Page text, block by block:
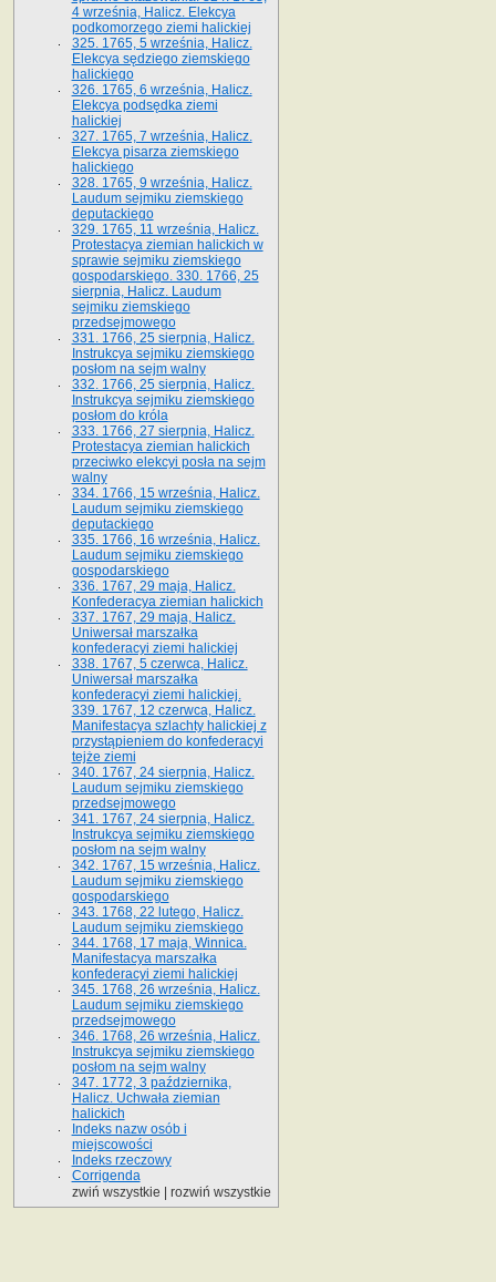
4 września, Halicz. Elekcya
podkomorzego ziemi halickiej
325. 1765, 5 września, Halicz.
Elekcya sędziego ziemskiego
halickiego
326. 1765, 6 września, Halicz.
Elekcya podsędka ziemi
halickiej
327. 1765, 7 września, Halicz.
Elekcya pisarza ziemskiego
halickiego
328. 1765, 9 września, Halicz.
Laudum sejmiku ziemskiego
deputackiego
329. 1765, 11 września, Halicz.
Protestacya ziemian halickich w
sprawie sejmiku ziemskiego
gospodarskiego. 330. 1766, 25
sierpnia, Halicz. Laudum
sejmiku ziemskiego
przedsejmowego
331. 1766, 25 sierpnia, Halicz.
Instrukcya sejmiku ziemskiego
posłom na sejm walny
332. 1766, 25 sierpnia, Halicz.
Instrukcya sejmiku ziemskiego
posłom do króla
333. 1766, 27 sierpnia, Halicz.
Protestacya ziemian halickich
przeciwko elekcyi posła na sejm
walny
334. 1766, 15 września, Halicz.
Laudum sejmiku ziemskiego
deputackiego
335. 1766, 16 września, Halicz.
Laudum sejmiku ziemskiego
gospodarskiego
336. 1767, 29 maja, Halicz.
Konfederacya ziemian halickich
337. 1767, 29 maja, Halicz.
Uniwersał marszałka
konfederacyi ziemi halickiej
338. 1767, 5 czerwca, Halicz.
Uniwersał marszałka
konfederacyi ziemi halickiej.
339. 1767, 12 czerwca, Halicz.
Manifestacya szlachty halickiej z
przystąpieniem do konfederacyi
tejże ziemi
340. 1767, 24 sierpnia, Halicz.
Laudum sejmiku ziemskiego
przedsejmowego
341. 1767, 24 sierpnia, Halicz.
Instrukcya sejmiku ziemskiego
posłom na sejm walny
342. 1767, 15 września, Halicz.
Laudum sejmiku ziemskiego
gospodarskiego
343. 1768, 22 lutego, Halicz.
Laudum sejmiku ziemskiego
344. 1768, 17 maja, Winnica.
Manifestacya marszałka
konfederacyi ziemi halickiej
345. 1768, 26 września, Halicz.
Laudum sejmiku ziemskiego
przedsejmowego
346. 1768, 26 września, Halicz.
Instrukcya sejmiku ziemskiego
posłom na sejm walny
347. 1772, 3 października,
Halicz. Uchwała ziemian
halickich
Indeks nazw osób i
miejscowości
Indeks rzeczowy
Corrigenda
zwiń wszystkie
rozwiń wszystkie